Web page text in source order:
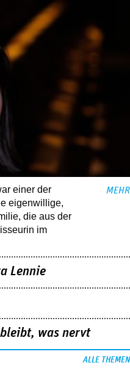
einer der
eigenwillige,
die aus der
im
MEHR
Lennie
was nervt
ALLE THEMEN